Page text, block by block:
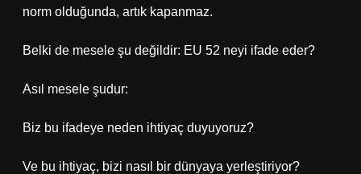
norm olduğunda, artık kapanmaz.
Belki de mesele şu değildir: EU 52 neyi ifade eder?
Asıl mesele şudur:
Biz bu ifadeye neden ihtiyaç duyuyoruz?
Ve bu ihtiyaç, bizi nasıl bir dünyaya yerleştiriyor?